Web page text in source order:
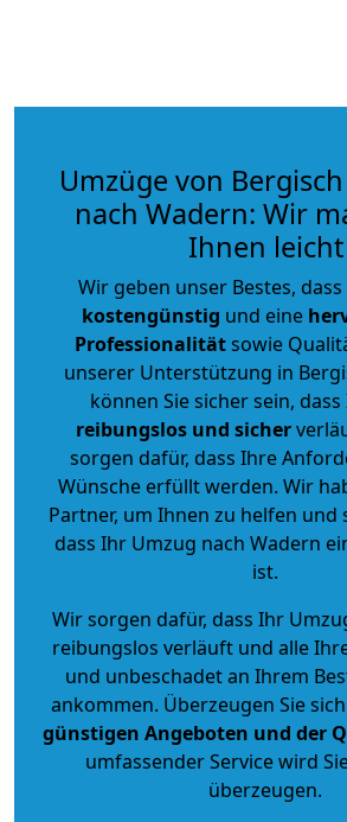
Umzüge von
nach Wadern: Wir
Ihnen leicht
Wir geben unser Bestes,
kostengünstig und eine
Professionalitätsowie
unserer Unterstützung in
können Sie sicher sein,
reibungslos und sicher
sorgen dafür, dass Ihre
Wünsche erfüllt werden. Wir
Partner, um Ihnen zu helfen und
dass Ihr Umzug nach Wadern
ist.
Wir sorgen dafür, dass Ihr
reibungslos verläuft und alle
und unbeschadet an Ihrem
ankommen. Überzeugen Sie
günstigen Angeboten und der
umfassender Service wird
überzeugen.